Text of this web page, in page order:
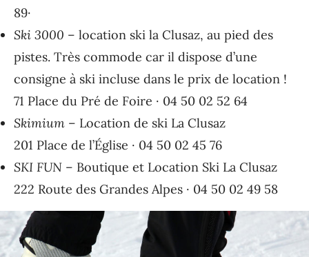
89·
Ski 3000 – location ski la Clusaz, au pied des
pistes. Très commode car il dispose d’une
consigne à ski incluse dans le prix de location !
71 Place du Pré de Foire · 04 50 02 52 64
Skimium – Location de ski La Clusaz
201 Place de l’Église · 04 50 02 45 76
SKI FUN – Boutique et Location Ski La Clusaz
222 Route des Grandes Alpes · 04 50 02 49 58